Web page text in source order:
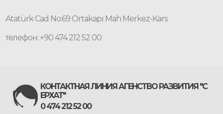
Atatürk Cad No:69 Ortakapı Mah Merkez-Kars
телефон: +90 474 212 52 00
КОНТАКТНАЯ ЛИНИЯ АГЕНСТВО РАЗВИТИЯ "С
ЕРХАТ"
0 474 212 52 00